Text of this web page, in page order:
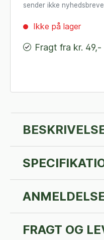
sender ikke
Ikke på lager
Fragt fra kr. 49,-
FRAGT OG